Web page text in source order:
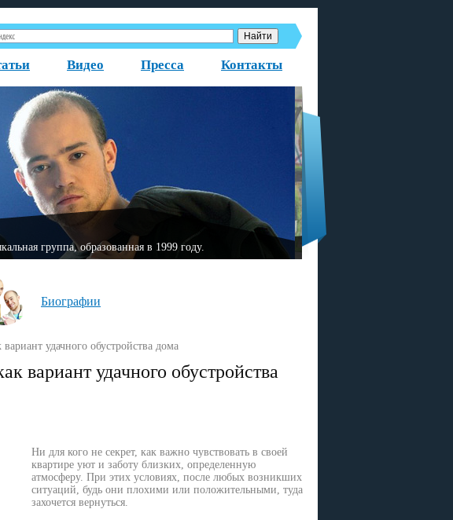
Видео Пресса Контакты
группа, образованная в 1999 году.
Биографии
удачного обустройства дома
вариант удачного обустройства
Ни для кого не секрет, как важно чувствовать в своей
квартире уют и заботу близких, определенную
атмосферу. При этих условиях, после любых возникших
ситуаций, будь они плохими или положительными, туда
захочется вернуться.